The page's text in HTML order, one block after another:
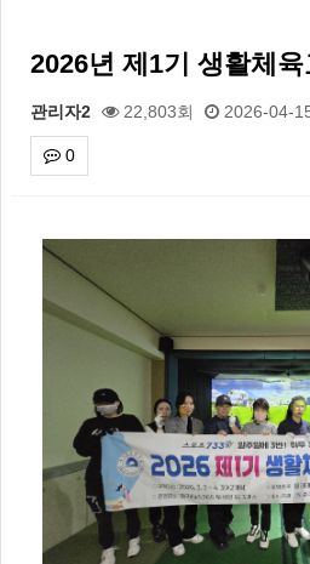
2026년 제1기 생활체
관리자2 22,803회 2026-04-
0